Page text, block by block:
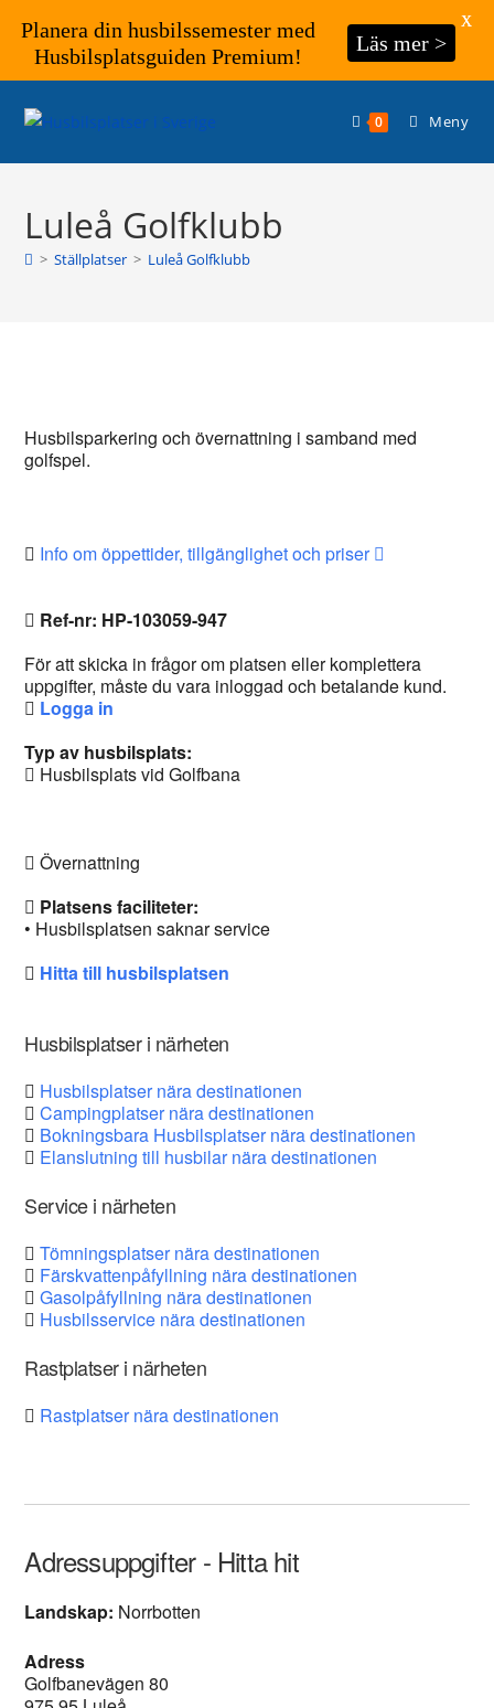
0 Meny
Luleå Golfklubb
> Ställplatser > Luleå Golfklubb
Husbilsparkering och övernattning i samband med
golfspel.
Info om öppettider, tillgänglighet och priser
Ref-nr: HP-103059-947
För att skicka in frågor om platsen eller komplettera
uppgifter, måste du vara inloggad och betalande kund.
Logga in
Typ av husbilsplats:
Husbilsplats vid Golfbana
Övernattning
Platsens faciliteter:
• Husbilsplatsen saknar service
Hitta till husbilsplatsen
Husbilsplatser i närheten
Husbilsplatser nära destinationen
Campingplatser nära destinationen
Bokningsbara Husbilsplatser nära destinationen
Elanslutning till husbilar nära destinationen
Service i närheten
Tömningsplatser nära destinationen
Färskvattenpåfyllning nära destinationen
Gasolpåfyllning nära destinationen
Husbilsservice nära destinationen
Rastplatser i närheten
Rastplatser nära destinationen
Adressuppgifter - Hitta hit
Landskap: Norrbotten
Adress
Golfbanevägen 80
Planera din husbilssemester med
Husbilsplatsguiden Premium!
Läs mer >
X